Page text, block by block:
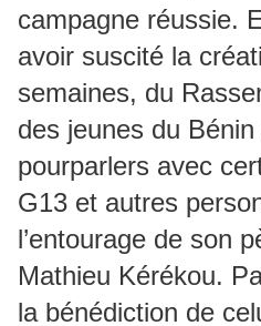
campagne réussie.
avoir suscité la
semaines, du
des jeunes du
pourparlers avec
G13 et autres
l’entourage de son
Mathieu Kérékou.
la bénédiction de